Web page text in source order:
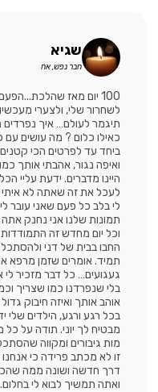
שגיא
חבר נפש, אח
לשחרור שלי, ולצערי
ביחד עד לפרטים הכי
ואיפה נגור, אהבתי אותך
היינו מדברים. ידעת עליי
לעכל את זה שאתה לא איתי
לי בלב כל פעם שאני עובר
תמונות שלנו אני נחנק
וכל יום מחדש זה
החבו בבית של דני
תמיד. אומרים שזמן
געגועים… כל דבר מזכיר
בלי שנפרדנו כמו שצריך
אוהב אותך ואיזה חיבוק
בכל רגע ורגע, הילדים שלי
מבטיח לך יוני. תודה על
מות גיבורים ומקווה
זו לא מכתב פרידה כי
דרך חדשה ושונה ממה
ואתה תמשיך לבוא לי